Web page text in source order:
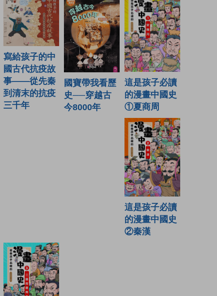
寫給孩子的中
國古代抗疫故
事——從先秦
到清末的抗疫
三千年
國寶帶我看歷
史──穿越古
今8000年
這是孩子必讀
的漫畫中國史
①夏商周
這是孩子必讀
的漫畫中國史
②秦漢